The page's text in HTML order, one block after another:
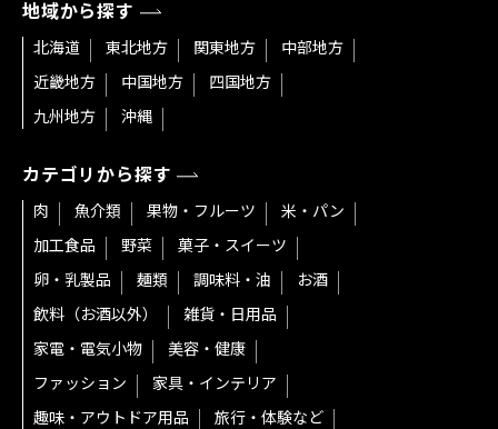
地域から探す
北海道 東北地方 関東地方
中部地方
近畿地方
中国地方
四国地方
九州地方
沖縄
カテゴリから探す
肉 魚介類 果物・フルーツ
米・パン
加工食品
野菜
菓子・スイーツ
卵・乳製品
麺類 調味料・油
お酒
飲料（お酒以外）
雑貨・日用品
家電・電気小物
美容・健康
ファッション
家具・インテリア
趣味・アウトドア用品
旅行・体験など